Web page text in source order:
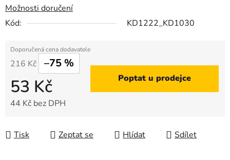
Možnosti doručení
Kód:
KD1222_KD1030
216 Kč –75 %
53 Kč
44 Kč bez DPH
Poptat u prodejce
Tisk Zeptat se Hlídat Sdílet